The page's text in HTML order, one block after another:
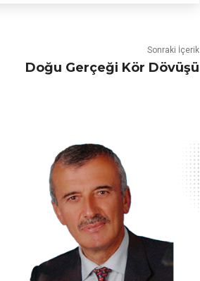
Sonraki İçerik
Doğu Gerçeği Kör Dövüşü